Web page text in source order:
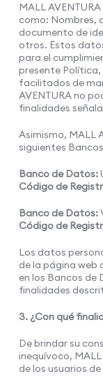
MALL
como: Nombres,
documento de
otros. Estos
para el
presente Política,
facilitados de
AVENTURA no
finalidades
Asimismo, MALL
siguientes
Banco de Datos:
Código de
Banco de Datos:
Código de
Los datos
de la página web
en los Bancos
finalidades
3. ¿Con qué
De brindar su
inequívoco,
de los usuarios